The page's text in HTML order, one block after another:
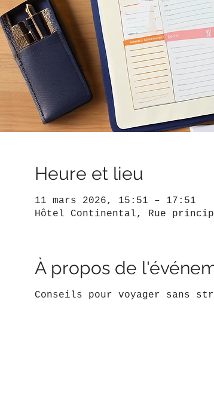
Heure et lieu
11 mars 2026, 15:51 – 17:51
Hôtel Continental, Rue
À propos de
Conseils pour voyager sans